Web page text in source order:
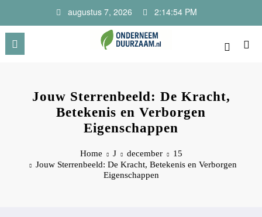
de
inhoud
augustus 7, 2026 2:14:55 PM
Jouw Sterrenbeeld: De Kracht,
Betekenis en Verborgen
Eigenschappen
Home J december
15
Jouw Sterrenbeeld: De Kracht, Betekenis en Verborgen
Eigenschappen